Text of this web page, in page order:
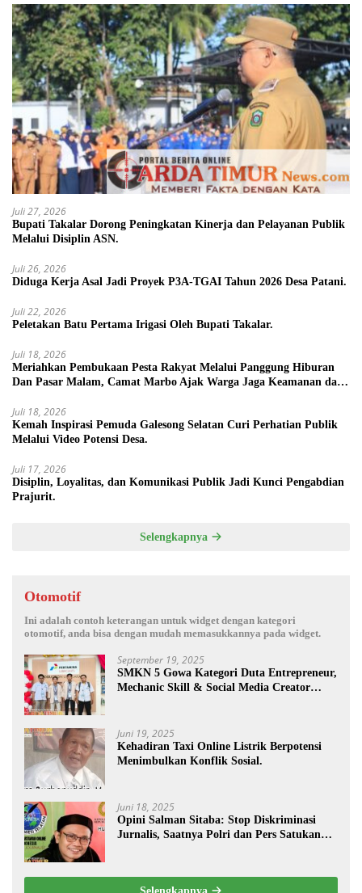
Juli 27, 2026
Bupati Takalar Dorong Peningkatan Kinerja dan Pelayanan Publik
Melalui Disiplin ASN.
Juli 26, 2026
Diduga Kerja Asal Jadi Proyek P3A-TGAI Tahun 2026 Desa Patani.
Juli 22, 2026
Peletakan Batu Pertama Irigasi Oleh Bupati Takalar.
Juli 18, 2026
Meriahkan Pembukaan Pesta Rakyat Melalui Panggung Hiburan
Dan Pasar Malam, Camat Marbo Ajak Warga Jaga Keamanan dan
Juli 18, 2026
Kemah Inspirasi Pemuda Galesong Selatan Curi Perhatian Publik
Melalui Video Potensi Desa.
Juli 17, 2026
Disiplin, Loyalitas, dan Komunikasi Publik Jadi Kunci Pengabdian
Prajurit.
Selengkapnya
Otomotif
Ini adalah contoh keterangan untuk widget dengan kategori
otomotif, anda bisa dengan mudah memasukkannya pada widget.
September 19, 2025
SMKN 5 Gowa Kategori Duta Entrepreneur,
Mechanic Skill & Social Media Creator
Juni 19, 2025
Kehadiran Taxi Online Listrik Berpotensi
Menimbulkan Konflik Sosial.
Juni 18, 2025
Opini Salman Sitaba: Stop Diskriminasi
Jurnalis, Saatnya Polri dan Pers Satukan